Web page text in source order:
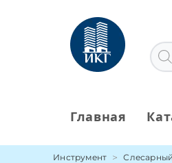
содержимому
Главная
Инструмент